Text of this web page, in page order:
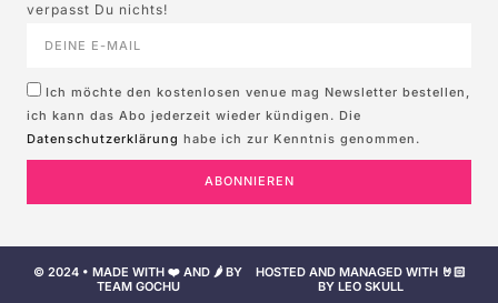
verpasst Du nichts!
Ich möchte den kostenlosen venue mag Newsletter bestellen,
ich kann das Abo jederzeit wieder kündigen. Die
Datenschutzerklärung habe ich zur Kenntnis genommen.
ABONNIEREN
© 2024 • MADE WITH ❤️ AND 🌶️ BY
TEAM GOCHU
HOSTED AND MANAGED WITH 🤘🏻
BY LEO SKULL